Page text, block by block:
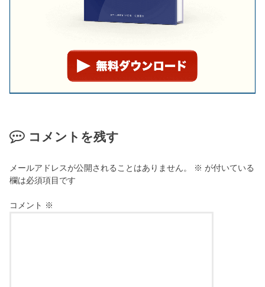
コメントを残す
メールアドレスが公開されることはありません。 ※ が付いている
欄は必須項目です
コメント ※